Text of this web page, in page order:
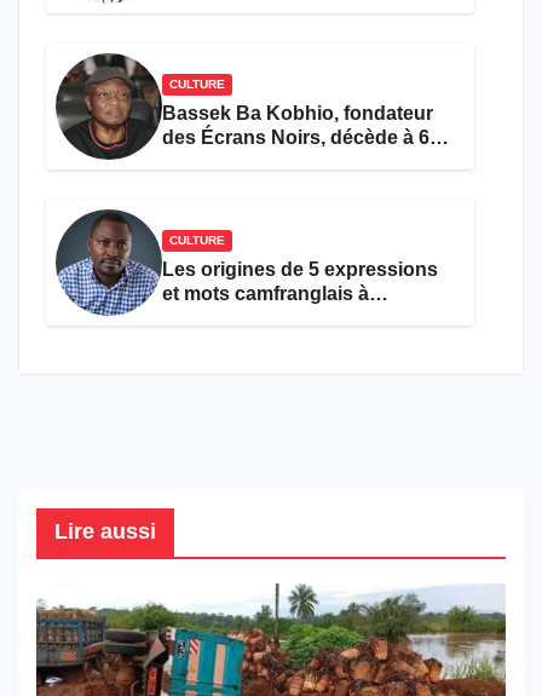
CULTURE
Bassek Ba Kobhio, fondateur
des Écrans Noirs, décède à 69
CULTURE
Les origines de 5 expressions
et mots camfranglais à
Lire aussi